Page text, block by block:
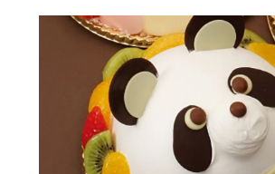
イ
ン
ド
ウ
で
開